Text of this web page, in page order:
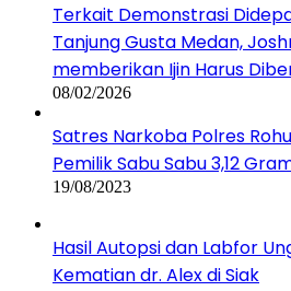
Terkait Demonstrasi
Tanjung Gusta Medan,
memberikan Ijin Harus
08/02/2026
Satres Narkoba Polres
Pemilik Sabu Sabu 3,12
19/08/2023
Hasil Autopsi dan Labfor
Kematian dr. Alex di Siak